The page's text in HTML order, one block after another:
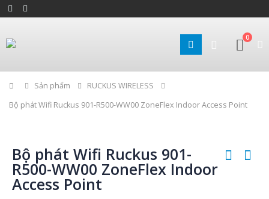
0
Home
Sản phẩm
RUCKUS WIRELESS
Bộ phát Wifi Ruckus 901-R500-WW00 ZoneFlex Indoor Access Point
Bộ phát Wifi Ruckus 901-
R500-WW00 ZoneFlex Indoor
Access Point